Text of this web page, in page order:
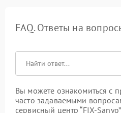
FAQ. Ответы на
Вы можете ознакомиться с
часто задаваемыми
сервисный центр “FIX-